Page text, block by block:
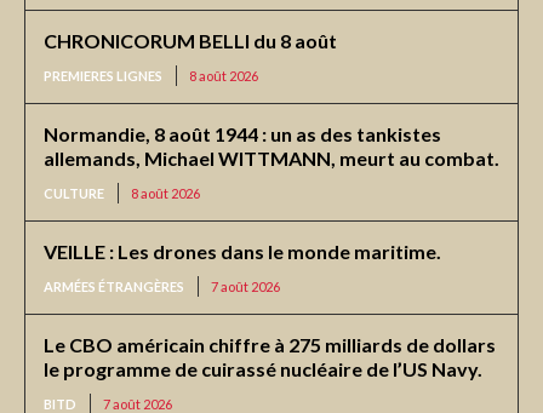
CHRONICORUM BELLI du 8 août
PREMIERES LIGNES 8 août 2026
Normandie, 8 août 1944 : un as des tankistes
allemands, Michael WITTMANN, meurt au combat.
CULTURE 8 août 2026
VEILLE : Les drones dans le monde maritime.
ARMÉES ÉTRANGÈRES 7 août 2026
Le CBO américain chiffre à 275 milliards de dollars
le programme de cuirassé nucléaire de l’US Navy.
BITD 7 août 2026